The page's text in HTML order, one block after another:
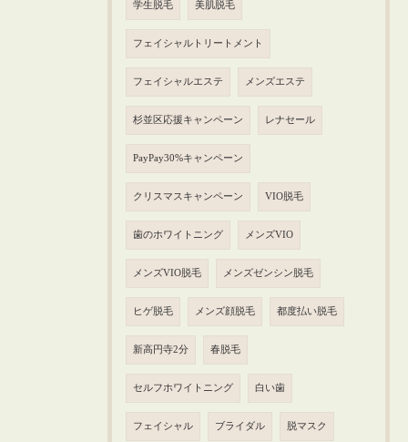
学生脱毛 美肌脱毛
フェイシャルトリートメント
フェイシャルエステ メンズエステ
杉並区応援キャンペーン レナセール
PayPay30%キャンペーン
クリスマスキャンペーン VIO脱毛
歯のホワイトニング メンズVIO
メンズVIO脱毛 メンズゼンシン脱毛
ヒゲ脱毛 メンズ顔脱毛 都度払い脱毛
新高円寺2分 春脱毛
セルフホワイトニング 白い歯
フェイシャル ブライダル 脱マスク